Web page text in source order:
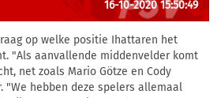
16-10-2020 15:50:49
op welke positie Ihattaren het
"Als aanvallende middenvelder komt
net zoals Mario Götze en Cody
"We hebben deze spelers allemaal